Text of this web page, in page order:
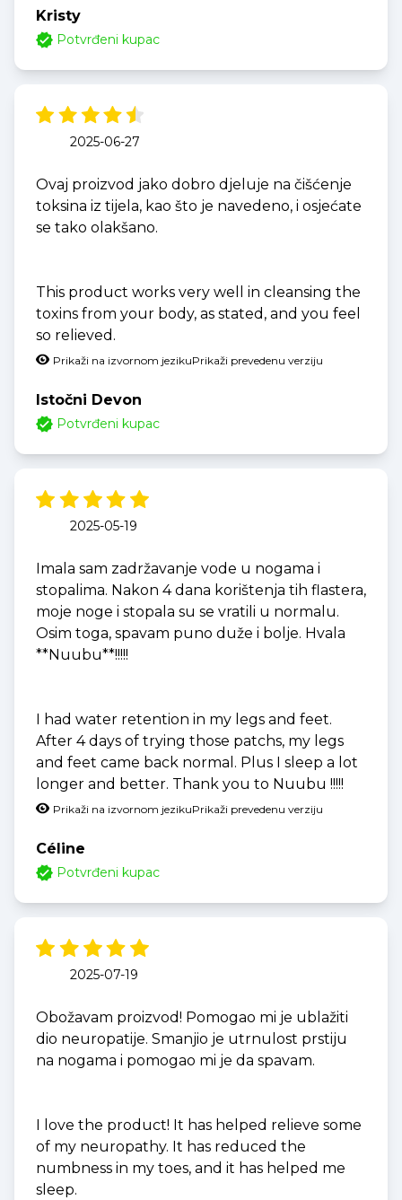
Kristy
Potvrđeni kupac
2025-06-27
Ovaj proizvod jako dobro djeluje na čišćenje
toksina iz tijela, kao što je navedeno, i osjećate
se tako olakšano.
This product works very well in cleansing the
toxins from your body, as stated, and you feel
so relieved.
Prikaži na izvornom jezikuPrikaži prevedenu verziju
Istočni Devon
Potvrđeni kupac
2025-05-19
Imala sam zadržavanje vode u nogama i
stopalima. Nakon 4 dana korištenja tih flastera,
moje noge i stopala su se vratili u normalu.
Osim toga, spavam puno duže i bolje. Hvala
**Nuubu**!!!!!
I had water retention in my legs and feet.
After 4 days of trying those patchs, my legs
and feet came back normal. Plus I sleep a lot
longer and better. Thank you to Nuubu !!!!!
Prikaži na izvornom jezikuPrikaži prevedenu verziju
Céline
Potvrđeni kupac
2025-07-19
Obožavam proizvod! Pomogao mi je ublažiti
dio neuropatije. Smanjio je utrnulost prstiju
na nogama i pomogao mi je da spavam.
I love the product! It has helped relieve some
of my neuropathy. It has reduced the
numbness in my toes, and it has helped me
sleep.